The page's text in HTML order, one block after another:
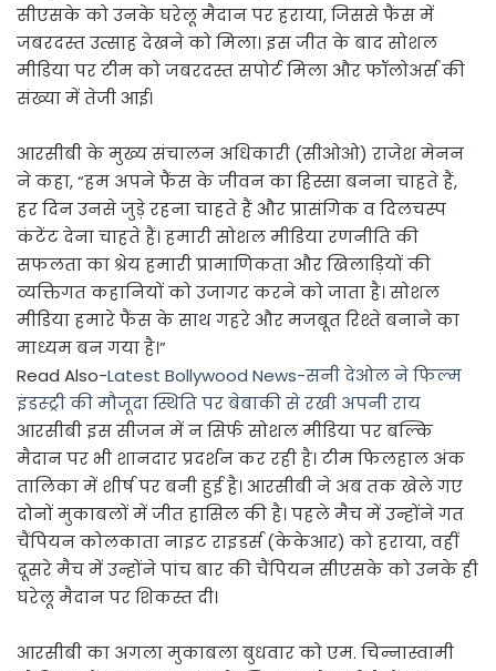
सीएसके को उनके घरेलू मैदान पर हराया, जिससे फैंस में
जबरदस्त उत्साह देखने को मिला। इस जीत के बाद सोशल
मीडिया पर टीम को जबरदस्त सपोर्ट मिला और फॉलोअर्स की
संख्या में तेजी आई।
आरसीबी के मुख्य संचालन अधिकारी (सीओओ) राजेश मेनन
ने कहा, “हम अपने फैंस के जीवन का हिस्सा बनना चाहते हैं,
हर दिन उनसे जुड़े रहना चाहते हैं और प्रासंगिक व दिलचस्प
कंटेंट देना चाहते हैं। हमारी सोशल मीडिया रणनीति की
सफलता का श्रेय हमारी प्रामाणिकता और खिलाड़ियों की
व्यक्तिगत कहानियों को उजागर करने को जाता है। सोशल
मीडिया हमारे फैंस के साथ गहरे और मजबूत रिश्ते बनाने का
माध्यम बन गया है।”
Read Also-Latest Bollywood News-सनी देओल ने फिल्म
इंडस्ट्री की मौजूदा स्थिति पर बेबाकी से रखी अपनी राय
आरसीबी इस सीजन में न सिर्फ सोशल मीडिया पर बल्कि
मैदान पर भी शानदार प्रदर्शन कर रही है। टीम फिलहाल अंक
तालिका में शीर्ष पर बनी हुई है। आरसीबी ने अब तक खेले गए
दोनों मुकाबलों में जीत हासिल की है। पहले मैच में उन्होंने गत
चैंपियन कोलकाता नाइट राइडर्स (केकेआर) को हराया, वहीं
दूसरे मैच में उन्होंने पांच बार की चैंपियन सीएसके को उनके ही
घरेलू मैदान पर शिकस्त दी।
आरसीबी का अगला मुकाबला बुधवार को एम. चिन्नास्वामी